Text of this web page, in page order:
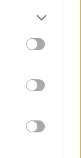
more Google
may click to
tags to
below Google
élelmiszerek ára